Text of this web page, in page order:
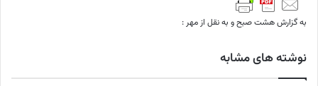
به گزارش هشت صبح و به نقل از مهر :
نوشته های مشابه